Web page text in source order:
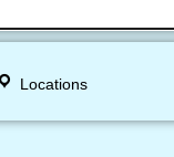
Locations